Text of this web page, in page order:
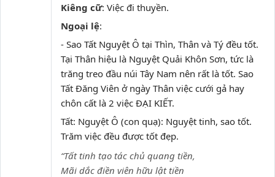
Kiêng cữ: Việc đi thuyền.
Ngoại lệ:
- Sao Tất Nguyệt Ô tại Thìn, Thân và Tý đều tốt.
Tại Thân hiệu là Nguyệt Quải Khôn Sơn, tức là
trăng treo đầu núi Tây Nam nên rất là tốt. Sao
Tất Đăng Viên ở ngày Thân việc cưới gả hay
chôn cất là 2 việc ĐẠI KIẾT.
Tất: Nguyệt Ô (con quạ): Nguyệt tinh, sao tốt.
Trăm việc đều được tốt đẹp.
“Tất tinh tạo tác chủ quang tiền,
Mãi dắc điền viên hữu lật tiền